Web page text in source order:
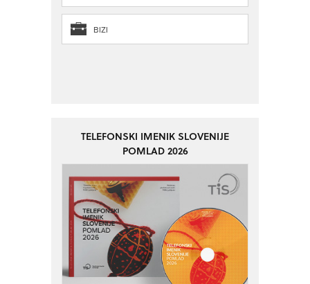
BIZI
TELEFONSKI IMENIK SLOVENIJE
POMLAD 2026